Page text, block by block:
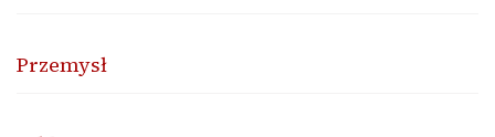
Przemysł